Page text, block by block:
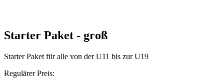
Starter Paket - groß
Starter Paket für alle von der U11 bis zur U19
Regulärer Preis: